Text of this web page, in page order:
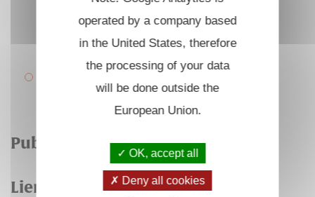
L'équipe
Liste des publications
BIOSYSTÈMES SYNTHÉTIQUES
Publications
Liens utiles
operated by a company based
in the United States, therefore
the processing of your data
will be done outside the
European Union.
OK, accept all
Deny all cookies